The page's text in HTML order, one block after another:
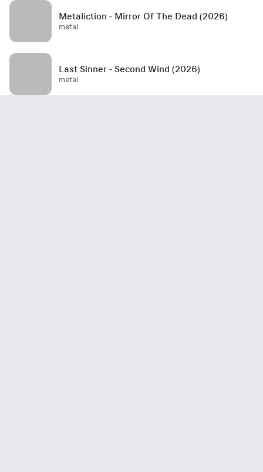
Metaliction - Mirror Of The Dead (2026)
metal
Last Sinner - Second Wind (2026)
metal